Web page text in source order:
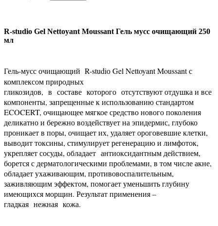
R-studiо Gel Nettoyant Moussant Гель мусс очищающий 250
мл
Гель-мусс очищающий R-studiо Gel Nettoyant Moussantс
комплексом природных
гликозидов, в составе которого отсутствуют отдушка и все
компоненты, запрещенные к использованию стандартом
ECOCERT, очищающее мягкое средство нового поколения
деликатно и бережно воздействует на эпидермис, глубоко
проникает в поры, очищает их, удаляет ороговевшие клетки,
выводит токсины, стимулирует регенерацию и лимфоток,
укрепляет сосуды, обладает антиоксидантным действием,
борется с дерматологическими проблемами, в том числе акне,
обладает ухаживающим, противовоспалительным,
заживляющим эффектом, помогает уменьшить глубину
имеющихся морщин. Результат применения –
гладкая нежная кожа.